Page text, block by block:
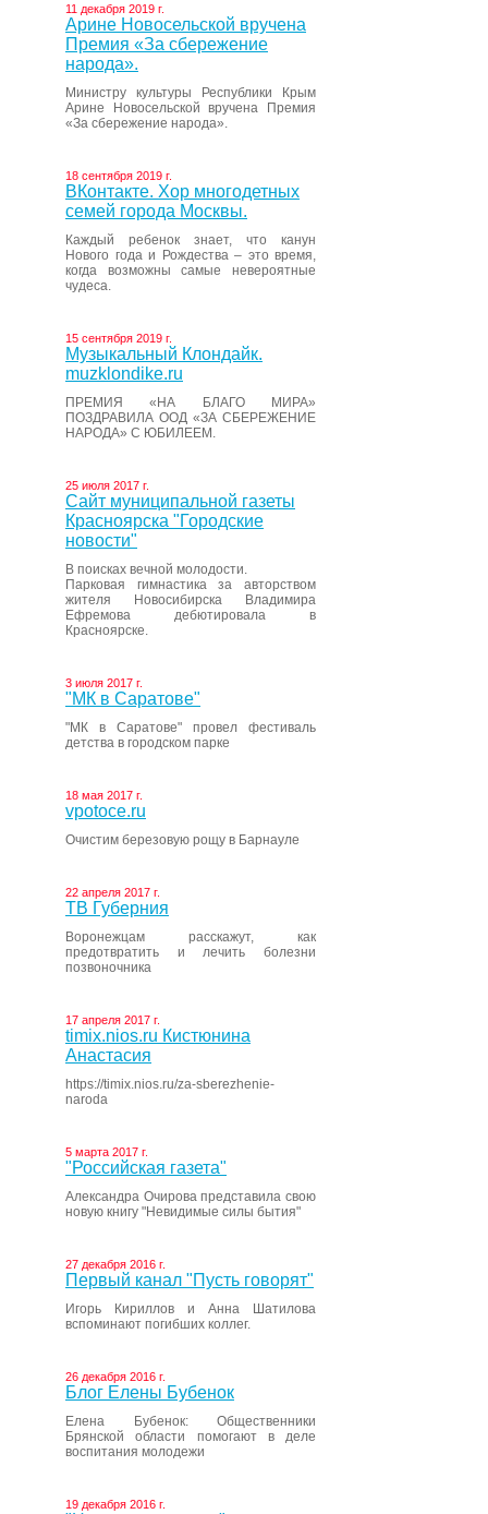
11 декабря 2019 г.
Арине Новосельской вручена
Премия «За сбережение
народа».
Министру культуры Республики Крым
Арине Новосельской вручена Премия
«За сбережение народа».
18 сентября 2019 г.
ВКонтакте. Хор многодетных
семей города Москвы.
Каждый ребенок знает, что канун
Нового года и Рождества – это время,
когда возможны самые невероятные
чудеса.
15 сентября 2019 г.
Музыкальный Клондайк.
muzklondike.ru
ПРЕМИЯ «НА БЛАГО МИРА»
ПОЗДРАВИЛА ООД «ЗА СБЕРЕЖЕНИЕ
НАРОДА» С ЮБИЛЕЕМ.
25 июля 2017 г.
Сайт муниципальной газеты
Красноярска "Городские
новости"
В поисках вечной молодости.
Парковая гимнастика за авторством
жителя Новосибирска Владимира
Ефремова дебютировала в
Красноярске.
3 июля 2017 г.
"МК в Саратове"
"МК в Саратове" провел фестиваль
детства в городском парке
18 мая 2017 г.
vpotoce.ru
Очистим березовую рощу в Барнауле
22 апреля 2017 г.
ТВ Губерния
Воронежцам расскажут, как
предотвратить и лечить болезни
позвоночника
17 апреля 2017 г.
timix.nios.ru Кистюнина
Анастасия
https://timix.nios.ru/za-sberezhenie-
naroda
5 марта 2017 г.
"Российская газета"
Александра Очирова представила свою
новую книгу "Невидимые силы бытия"
27 декабря 2016 г.
Первый канал "Пусть говорят"
Игорь Кириллов и Анна Шатилова
вспоминают погибших коллег.
26 декабря 2016 г.
Блог Елены Бубенок
Елена Бубенок: Общественники
Брянской области помогают в деле
воспитания молодежи
19 декабря 2016 г.